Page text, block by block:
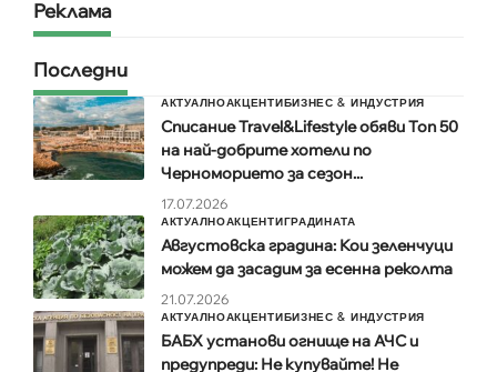
Реклама
Последни
АКТУАЛНОАКЦЕНТИБИЗНЕС & ИНДУСТРИЯ
Списание Travel&Lifestyle обяви Топ 50
на най-добрите хотели по
Черноморието за сезон...
17.07.2026
АКТУАЛНОАКЦЕНТИГРАДИНАТА
Августовска градина: Кои зеленчуци
можем да засадим за есенна реколта
21.07.2026
АКТУАЛНОАКЦЕНТИБИЗНЕС & ИНДУСТРИЯ
БАБХ установи огнище на АЧС и
предупреди: Не купувайте! Не